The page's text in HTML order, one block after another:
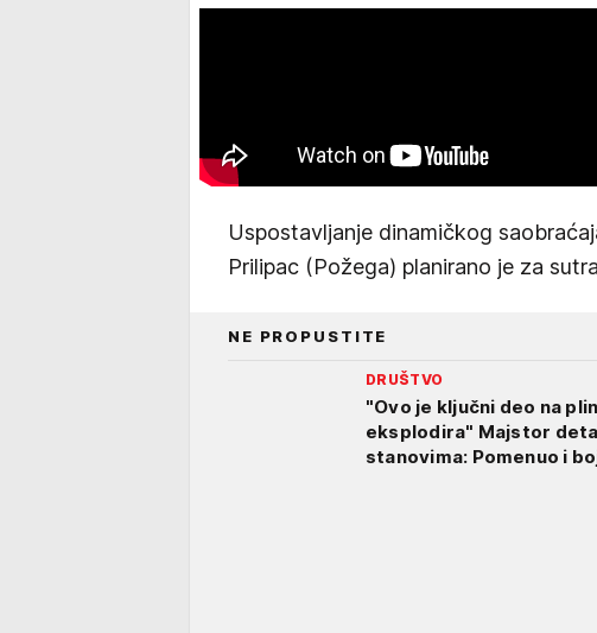
Uspostavljanje dinamičkog
Prilipac (Požega) planirano je za
NE PROPUSTITE
DRUŠTVO
"Ovo je ključni deo na
eksplodira" Majstor
stanovima: Pomenuo i